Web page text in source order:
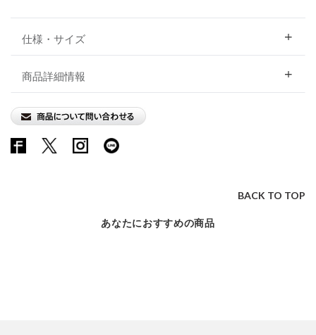
仕様・サイズ
商品詳細情報
BACK TO TOP
あなたにおすすめの商品